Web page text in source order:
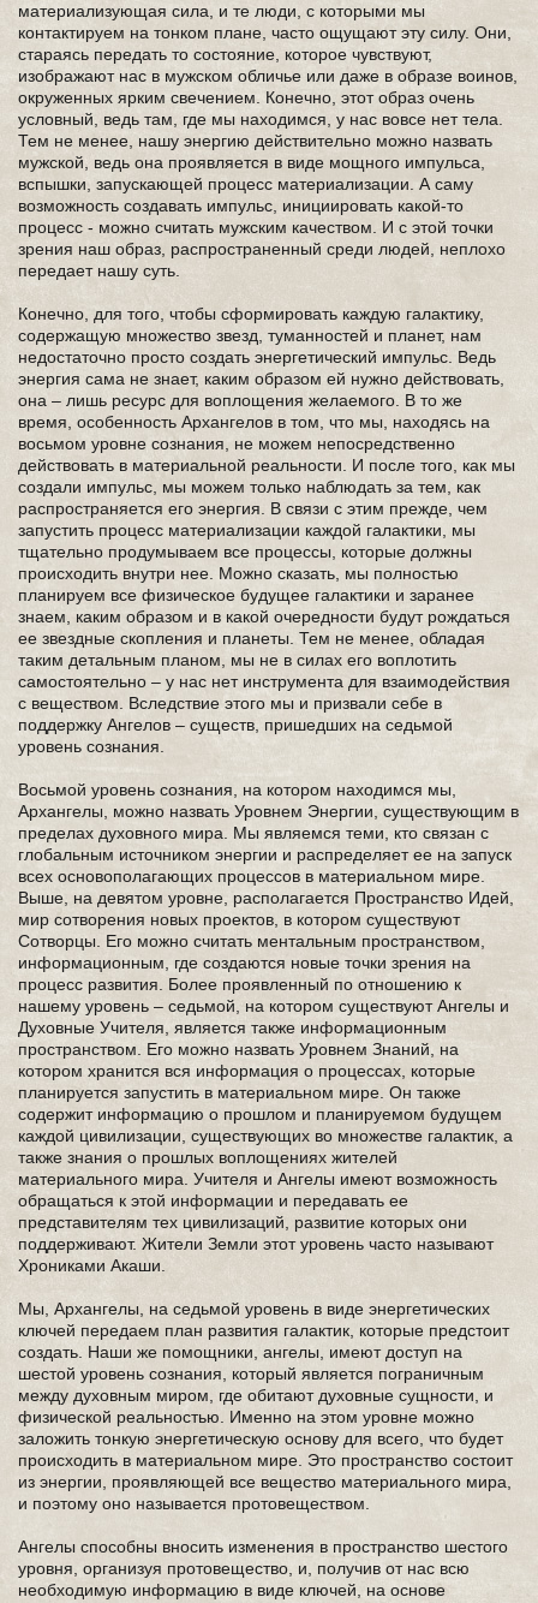
материализующая сила, и те люди, с которыми мы
контактируем на тонком плане, часто ощущают эту силу. Они,
стараясь передать то состояние, которое чувствуют,
изображают нас в мужском обличье или даже в образе воинов,
окруженных ярким свечением. Конечно, этот образ очень
условный, ведь там, где мы находимся, у нас вовсе нет тела.
Тем не менее, нашу энергию действительно можно назвать
мужской, ведь она проявляется в виде мощного импульса,
вспышки, запускающей процесс материализации. А саму
возможность создавать импульс, инициировать какой-то
процесс - можно считать мужским качеством. И с этой точки
зрения наш образ, распространенный среди людей, неплохо
передает нашу суть.
Конечно, для того, чтобы сформировать каждую галактику,
содержащую множество звезд, туманностей и планет, нам
недостаточно просто создать энергетический импульс. Ведь
энергия сама не знает, каким образом ей нужно действовать,
она – лишь ресурс для воплощения желаемого. В то же
время, особенность Архангелов в том, что мы, находясь на
восьмом уровне сознания, не можем непосредственно
действовать в материальной реальности. И после того, как мы
создали импульс, мы можем только наблюдать за тем, как
распространяется его энергия. В связи с этим прежде, чем
запустить процесс материализации каждой галактики, мы
тщательно продумываем все процессы, которые должны
происходить внутри нее. Можно сказать, мы полностью
планируем все физическое будущее галактики и заранее
знаем, каким образом и в какой очередности будут рождаться
ее звездные скопления и планеты. Тем не менее, обладая
таким детальным планом, мы не в силах его воплотить
самостоятельно – у нас нет инструмента для взаимодействия
с веществом. Вследствие этого мы и призвали себе в
поддержку Ангелов – существ, пришедших на седьмой
уровень сознания.
Восьмой уровень сознания, на котором находимся мы,
Архангелы, можно назвать Уровнем Энергии, существующим в
пределах духовного мира. Мы являемся теми, кто связан с
глобальным источником энергии и распределяет ее на запуск
всех основополагающих процессов в материальном мире.
Выше, на девятом уровне, располагается Пространство Идей,
мир сотворения новых проектов, в котором существуют
Сотворцы. Его можно считать ментальным пространством,
информационным, где создаются новые точки зрения на
процесс развития. Более проявленный по отношению к
нашему уровень – седьмой, на котором существуют Ангелы и
Духовные Учителя, является также информационным
пространством. Его можно назвать Уровнем Знаний, на
котором хранится вся информация о процессах, которые
планируется запустить в материальном мире. Он также
содержит информацию о прошлом и планируемом будущем
каждой цивилизации, существующих во множестве галактик, а
также знания о прошлых воплощениях жителей
материального мира. Учителя и Ангелы имеют возможность
обращаться к этой информации и передавать ее
представителям тех цивилизаций, развитие которых они
поддерживают. Жители Земли этот уровень часто называют
Хрониками Акаши.
Мы, Архангелы, на седьмой уровень в виде энергетических
ключей передаем план развития галактик, которые предстоит
создать. Наши же помощники, ангелы, имеют доступ на
шестой уровень сознания, который является пограничным
между духовным миром, где обитают духовные сущности, и
физической реальностью. Именно на этом уровне можно
заложить тонкую энергетическую основу для всего, что будет
происходить в материальном мире. Это пространство состоит
из энергии, проявляющей все вещество материального мира,
и поэтому оно называется протовеществом.
Ангелы способны вносить изменения в пространство шестого
уровня, организуя протовещество, и, получив от нас всю
необходимую информацию в виде ключей, на основе